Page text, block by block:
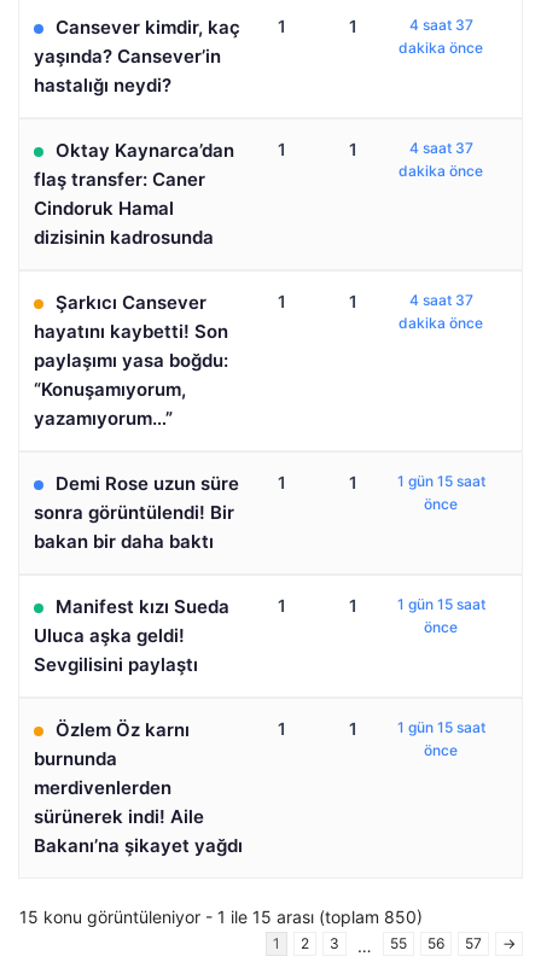
Cansever kimdir, kaç
yaşında? Cansever’in
hastalığı neydi?
1 1
4 saat 37
dakika önce
Oktay Kaynarca’dan
flaş transfer: Caner
Cindoruk Hamal
dizisinin kadrosunda
1 1
4 saat 37
dakika önce
Şarkıcı Cansever
hayatını kaybetti! Son
paylaşımı yasa boğdu:
“Konuşamıyorum,
yazamıyorum…”
1 1
4 saat 37
dakika önce
Demi Rose uzun süre
sonra görüntülendi! Bir
bakan bir daha baktı
1 1
1 gün 15 saat
önce
Manifest kızı Sueda
Uluca aşka geldi!
Sevgilisini paylaştı
1 1
1 gün 15 saat
önce
Özlem Öz karnı
burnunda
merdivenlerden
sürünerek indi! Aile
Bakanı’na şikayet yağdı
1 1
1 gün 15 saat
önce
15 konu görüntüleniyor - 1 ile 15 arası (toplam 850)
1 2 3 … 55 56 57 →